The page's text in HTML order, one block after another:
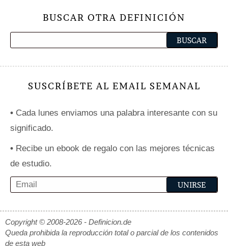
BUSCAR OTRA DEFINICIÓN
SUSCRÍBETE AL EMAIL SEMANAL
• Cada lunes enviamos una palabra interesante con su
significado.
• Recibe un ebook de regalo con las mejores técnicas
de estudio.
Copyright © 2008-2026 - Definicion.de
Queda prohibida la reproducción total o parcial de los contenidos
de esta web